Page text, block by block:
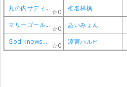
丸の内サディスティック
0 椎名林檎
マリーゴールド
0 あいみょん
God knows...
0 涼宮ハルヒ
丸の内サディスティック
0 椎名林檎
マリーゴールド
0 あいみょん
God knows...
0 涼宮ハルヒ
丸の内サディスティック
0 椎名林檎
マリーゴールド
0 あいみょん
God knows...
0 涼宮ハルヒ
丸の内サディスティック
0 椎名林檎
マリーゴールド
0 あいみょん
God knows...
0 涼宮ハルヒ